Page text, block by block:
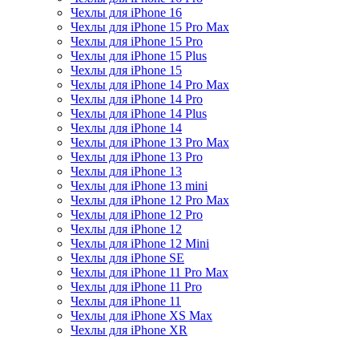
Чехлы для iPhone 16
Чехлы для iPhone 15 Pro Max
Чехлы для iPhone 15 Pro
Чехлы для iPhone 15 Plus
Чехлы для iPhone 15
Чехлы для iPhone 14 Pro Max
Чехлы для iPhone 14 Pro
Чехлы для iPhone 14 Plus
Чехлы для iPhone 14
Чехлы для iPhone 13 Pro Max
Чехлы для iPhone 13 Pro
Чехлы для iPhone 13
Чехлы для iPhone 13 mini
Чехлы для iPhone 12 Pro Max
Чехлы для iPhone 12 Pro
Чехлы для iPhone 12
Чехлы для iPhone 12 Mini
Чехлы для iPhone SE
Чехлы для iPhone 11 Pro Max
Чехлы для iPhone 11 Pro
Чехлы для iPhone 11
Чехлы для iPhone XS Max
Чехлы для iPhone XR